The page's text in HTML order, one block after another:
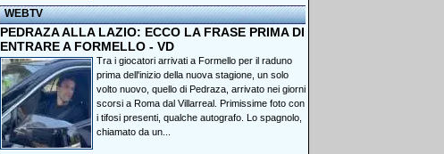
WEBTV
PEDRAZA ALLA LAZIO: ECCO LA FRASE PRIMA DI
ENTRARE A FORMELLO - VD
Tra i giocatori arrivati a Formello per il raduno
prima dell'inizio della nuova stagione, un solo
volto nuovo, quello di Pedraza, arrivato nei giorni
scorsi a Roma dal Villarreal. Primissime foto con
i tifosi presenti, qualche autografo. Lo spagnolo,
chiamato da un...